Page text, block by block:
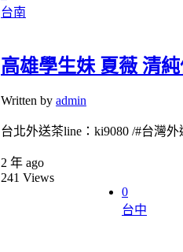
台南
高雄學生妹 夏薇 清
Written by admin
台北外送茶line：ki9080 /#台灣
2 年 ago
241 Views
0
台中